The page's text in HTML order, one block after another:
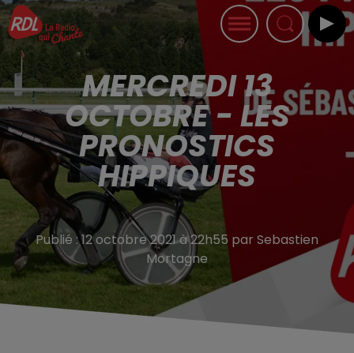
MERCREDI 13
OCTOBRE - LES
PRONOSTICS
HIPPIQUES
Publié : 12 octobre 2021 à 22h55 par Sebastien
Mortagne